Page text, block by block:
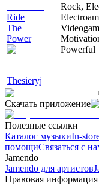
Ride
The
Power
Thesieryj
Rock,
Powerful
Скачать приложение
Полезные ссылки
Каталог музыкиIn-
помощиСвязаться с
Jamendo
Jamendo для артистов
Правовая информация